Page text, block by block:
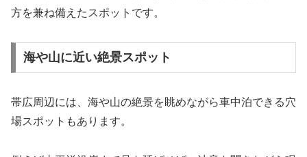
方を兼ね備えたスポットです。
海や山に近い絶景スポット
帯広周辺には、海や山の絶景を眺めながら車中泊できる穴
場スポットもあります。